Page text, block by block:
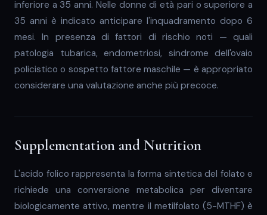
inferiore a 35 anni. Nelle donne di età pari o superiore a
35 anni è indicato anticipare l'inquadramento dopo 6
mesi. In presenza di fattori di rischio noti — quali
patologia tubarica, endometriosi, sindrome dell'ovaio
policistico o sospetto fattore maschile — è appropriato
considerare una valutazione anche più precoce.
Supplementation and Nutrition
L'acido folico rappresenta la forma sintetica del folato e
richiede una conversione metabolica per diventare
biologicamente attivo, mentre il metilfolato (5-MTHF) è